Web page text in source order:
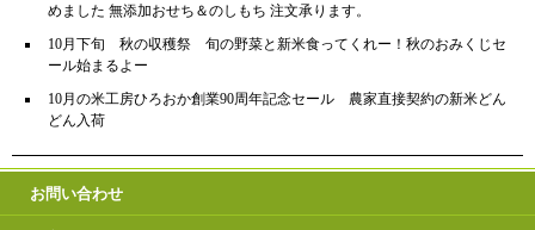
めました 無添加おせち＆のしもち 注文承ります。
10月下旬 秋の収穫祭 旬の野菜と新米食ってくれー！秋のおみくじセ
ール始まるよー
10月の米工房ひろおか創業90周年記念セール 農家直接契約の新米どん
どん入荷
お問い合わせ